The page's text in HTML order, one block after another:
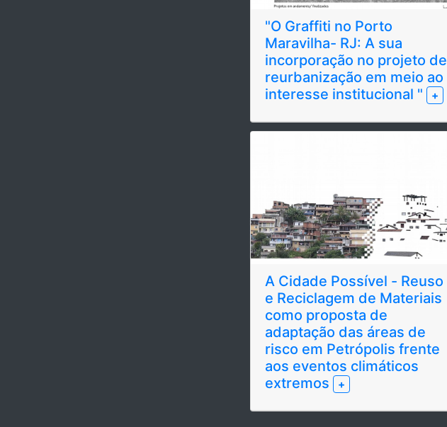
"O Graffiti no Porto
Maravilha- RJ: A sua
incorporação no projeto de
reurbanização em meio ao
interesse institucional "
+
A Cidade Possível - Reuso
e Reciclagem de Materiais
como proposta de
adaptação das áreas de
risco em Petrópolis frente
aos eventos climáticos
extremos
+